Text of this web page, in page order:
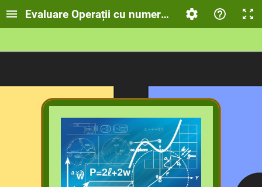
Evaluare Operații cu numere naturale